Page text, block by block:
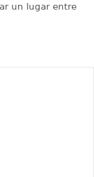
un lugar entre